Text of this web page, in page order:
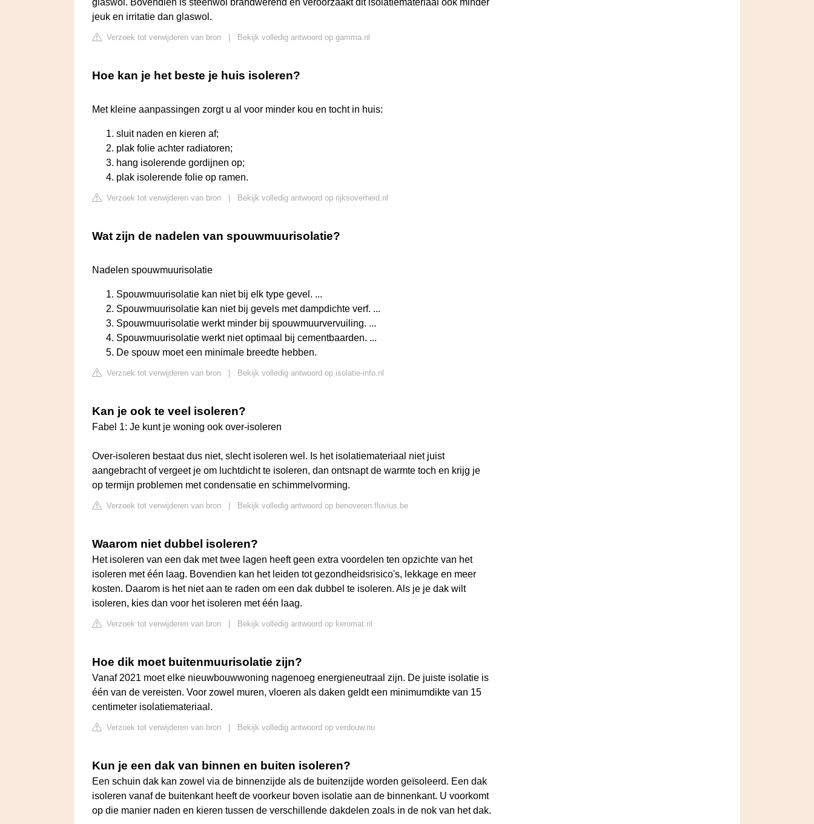
glaswol. Bovendien is steenwol brandwerend en veroorzaakt dit isolatiemateriaal ook minder
jeuk en irritatie dan glaswol.
Verzoek tot verwijderen van bron Bekijk volledig antwoord op gamma.nl
Hoe kan je het beste je huis isoleren?
Met kleine aanpassingen zorgt u al voor minder kou en tocht in huis:
sluit naden en kieren af;
plak folie achter radiatoren;
hang isolerende gordijnen op;
plak isolerende folie op ramen.
Verzoek tot verwijderen van bron Bekijk volledig antwoord op rijksoverheid.nl
Wat zijn de nadelen van spouwmuurisolatie?
Nadelen spouwmuurisolatie
Spouwmuurisolatie kan niet bij elk type gevel. ...
Spouwmuurisolatie kan niet bij gevels met dampdichte verf. ...
Spouwmuurisolatie werkt minder bij spouwmuurvervuiling. ...
Spouwmuurisolatie werkt niet optimaal bij cementbaarden. ...
De spouw moet een minimale breedte hebben.
Verzoek tot verwijderen van bron Bekijk volledig antwoord op isolatie-info.nl
Kan je ook te veel isoleren?
Fabel 1: Je kunt je woning ook over-isoleren
Over-isoleren bestaat dus niet, slecht isoleren wel. Is het isolatiemateriaal niet juist
aangebracht of vergeet je om luchtdicht te isoleren, dan ontsnapt de warmte toch en krijg je
op termijn problemen met condensatie en schimmelvorming.
Verzoek tot verwijderen van bron Bekijk volledig antwoord op benoveren.fluvius.be
Waarom niet dubbel isoleren?
Het isoleren van een dak met twee lagen heeft geen extra voordelen ten opzichte van het
isoleren met één laag. Bovendien kan het leiden tot gezondheidsrisico's, lekkage en meer
kosten. Daarom is het niet aan te raden om een dak dubbel te isoleren. Als je je dak wilt
isoleren, kies dan voor het isoleren met één laag.
Verzoek tot verwijderen van bron Bekijk volledig antwoord op keromat.nl
Hoe dik moet buitenmuurisolatie zijn?
Vanaf 2021 moet elke nieuwbouwwoning nagenoeg energieneutraal zijn. De juiste isolatie is
één van de vereisten. Voor zowel muren, vloeren als daken geldt een minimumdikte van 15
centimeter isolatiemateriaal.
Verzoek tot verwijderen van bron Bekijk volledig antwoord op verdouw.nu
Kun je een dak van binnen en buiten isoleren?
Een schuin dak kan zowel via de binnenzijde als de buitenzijde worden geïsoleerd. Een dak
isoleren vanaf de buitenkant heeft de voorkeur boven isolatie aan de binnenkant. U voorkomt
op die manier naden en kieren tussen de verschillende dakdelen zoals in de nok van het dak.